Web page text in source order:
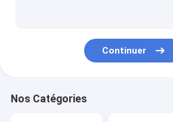
brosse de bain bébé
Continuer
Nos Catégories